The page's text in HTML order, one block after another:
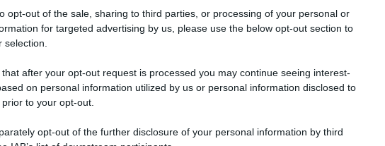
opt-out of the sale, sharing to third parties, or processing of your personal or
for targeted advertising by us, please use the below opt-out section to
selection.
that after your opt-out request is processed you may continue seeing interest-
on personal information utilized by us or personal information disclosed to
to your opt-out.
opt-out of the further disclosure of your personal information by third